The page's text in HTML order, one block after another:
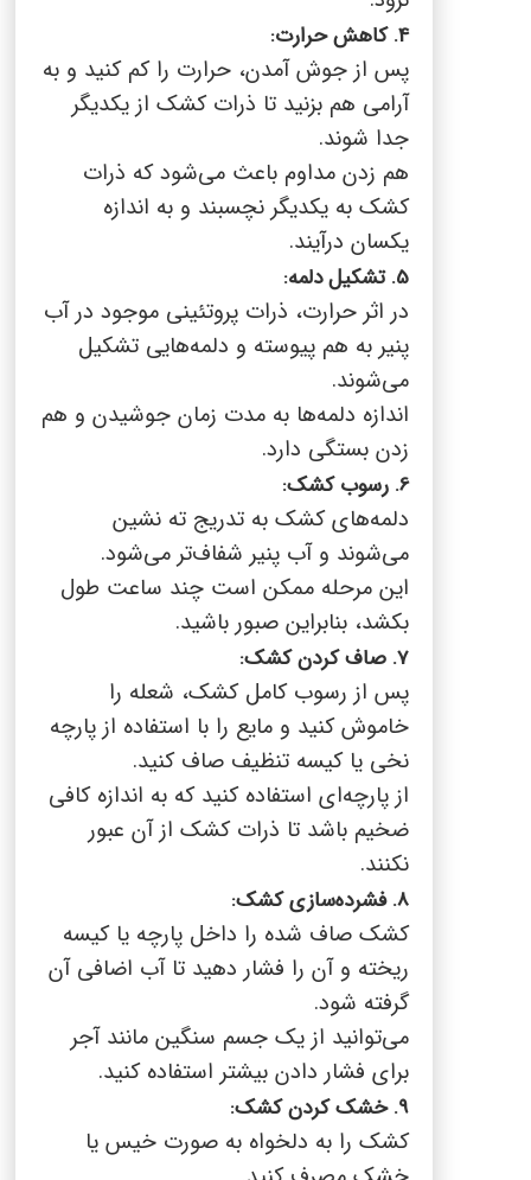
4. کاهش حرارت:
پس از جوش آمدن، حرارت را کم کنید و به
آرامی هم بزنید تا ذرات کشک از یکدیگر
جدا شوند.
هم زدن مداوم باعث می‌شود که ذرات
کشک به یکدیگر نچسبند و به اندازه
یکسان درآیند.
5. تشکیل دلمه:
در اثر حرارت، ذرات پروتئینی موجود در آب
پنیر به هم پیوسته و دلمه‌هایی تشکیل
می‌شوند.
اندازه دلمه‌ها به مدت زمان جوشیدن و هم
زدن بستگی دارد.
6. رسوب کشک:
دلمه‌های کشک به تدریج ته نشین
می‌شوند و آب پنیر شفاف‌تر می‌شود.
این مرحله ممکن است چند ساعت طول
بکشد، بنابراین صبور باشید.
7. صاف کردن کشک:
پس از رسوب کامل کشک، شعله را
خاموش کنید و مایع را با استفاده از پارچه
نخی یا کیسه تنظیف صاف کنید.
از پارچه‌ای استفاده کنید که به اندازه کافی
ضخیم باشد تا ذرات کشک از آن عبور
نکنند.
8. فشرده‌سازی کشک:
کشک صاف شده را داخل پارچه یا کیسه
ریخته و آن را فشار دهید تا آب اضافی آن
گرفته شود.
می‌توانید از یک جسم سنگین مانند آجر
برای فشار دادن بیشتر استفاده کنید.
9. خشک کردن کشک:
کشک را به دلخواه به صورت خیس یا